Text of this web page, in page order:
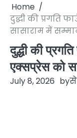
Home
दुद्धी की प्रगति
सासाराम में
दुद्धी की
एक्सप्रेस को
July 8, 2026 by